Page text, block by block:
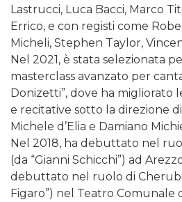
Lastrucci, Luca Bacci, Marco
Errico, e con registi come
Micheli, Stephen Taylor,
Nel 2021, è stata selezionata
masterclass avanzato per
Donizetti”, dove ha migliorato
e recitative sotto la direzione
Michele d’Elia e Damiano
Nel 2018, ha debuttato nel
(da “Gianni Schicchi”) ad
debuttato nel ruolo di
Figaro”) nel Teatro Comunale